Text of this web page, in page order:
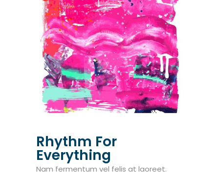
Rhythm For
Everything
Nam fermentum vel felis at laoreet.